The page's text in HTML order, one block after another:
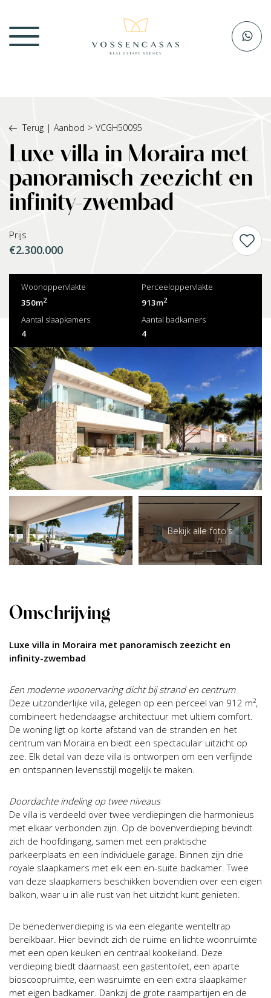
Terug | Aanbod > VCGH50095
Luxe villa in Moraira met
panoramisch zeezicht en
infinity-zwembad
Prijs
€2.300.000
Woonoppervlakte
350m2
Perceeloppervlakte
913m2
Aantal slaapkamers
4
Aantal badkamers
4
Bekijk alle foto's
Omschrijving
Luxe villa in Moraira met panoramisch zeezicht en
infinity-zwembad
Een moderne woonervaring dicht bij strand en centrum
Deze uitzonderlijke villa, gelegen op een perceel van 912 m²,
combineert hedendaagse architectuur met ultiem comfort.
De woning ligt op korte afstand van de stranden en het
centrum van Moraira en biedt een spectaculair uitzicht op
zee. Elk detail van deze villa is ontworpen om een verfijnde
en ontspannen levensstijl mogelijk te maken.
Doordachte indeling op twee niveaus
De villa is verdeeld over twee verdiepingen die harmonieus
met elkaar verbonden zijn. Op de bovenverdieping bevindt
zich de hoofdingang, samen met een praktische
parkeerplaats en een individuele garage. Binnen zijn drie
royale slaapkamers met elk een en-suite badkamer. Twee
van deze slaapkamers beschikken bovendien over een eigen
balkon, waar u in alle rust van het uitzicht kunt genieten.
De benedenverdieping is via een elegante wenteltrap
bereikbaar. Hier bevindt zich de ruime en lichte woonruimte
met een open keuken en centraal kookeiland. Deze
verdieping biedt daarnaast een gastentoilet, een aparte
bioscoopruimte, een wasruimte en een extra slaapkamer
met eigen badkamer. Dankzij de grote raampartijen en de